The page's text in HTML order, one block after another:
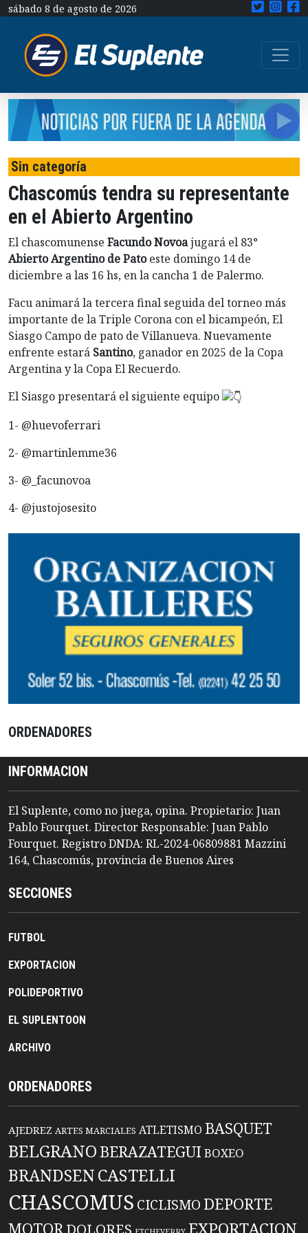
sábado 8 de agosto de 2026
Sin categoría
Chascomús tendra su representante
en el Abierto Argentino
El chascomunense Facundo Novoajugará el 83°
Abierto Argentino de Patoeste domingo 14 de
diciembre a las 16 hs, en la cancha 1 de Palermo.
Facu animará la tercera final seguida del torneo más
importante de la Triple Corona con el bicampeón, El
Siasgo Campo de pato de Villanueva. Nuevamente
enfrente estará Santino, ganador en 2025 de la Copa
Argentina y la Copa El Recuerdo.
El Siasgo presentará el siguiente equipo
1- @huevoferrari
2- @martinlemme36
3- @_facunovoa
4- @justojosesito
ORDENADORES
INFORMACION
El Suplente, como no juega, opina. Propietario: Juan
Pablo Fourquet. Director Responsable: Juan Pablo
Fourquet. Registro DNDA: RL-2024-06809881 Mazzini
164, Chascomús, provincia de Buenos Aires
SECCIONES
FUTBOL
EXPORTACION
POLIDEPORTIVO
EL SUPLENTOON
ARCHIVO
ORDENADORES
AJEDREZ ARTES MARCIALES ATLETISMO BASQUET
BELGRANO BERAZATEGUIBOXEO
BRANDSENCASTELLI
CHASCOMUS CICLISMO DEPORTE
MOTOR DOLORES EXPORTACION